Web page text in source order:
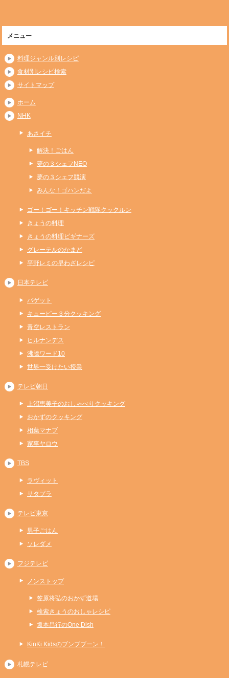
メニュー
料理ジャンル別レシピ
食材別レシピ検索
サイトマップ
ホーム
NHK
あさイチ
解決！ごはん
夢の３シェフNEO
夢の３シェフ競演
みんな！ゴハンだよ
ゴー！ゴー！キッチン戦隊クックルン
きょうの料理
きょうの料理ビギナーズ
グレーテルのかまど
平野レミの早わざレシピ
日本テレビ
バゲット
キューピー３分クッキング
青空レストラン
ヒルナンデス
沸騰ワード10
世界一受けたい授業
テレビ朝日
上沼恵美子のおしゃべりクッキング
おかずのクッキング
相葉マナブ
家事ヤロウ
TBS
ラヴィット
サタプラ
テレビ東京
男子ごはん
ソレダメ
フジテレビ
ノンストップ
笠原将弘のおかず道場
検索きょうのおしゃレシピ
坂本昌行のOne Dish
KinKi Kidsのブンブブーン！
札幌テレビ